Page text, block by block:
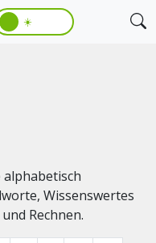
☀️
alphabetisch
Wissenswertes
Rechnen.